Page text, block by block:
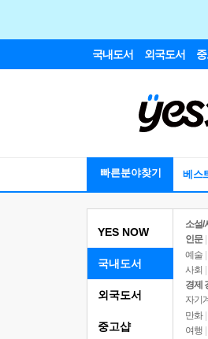
국내도서 외국도서
빠른분야찾기 베스
YES NOW
국내도서
소설/
인문
예술 |
사회 |
경제
자기
만화 |
여행
외국도서
중고샵